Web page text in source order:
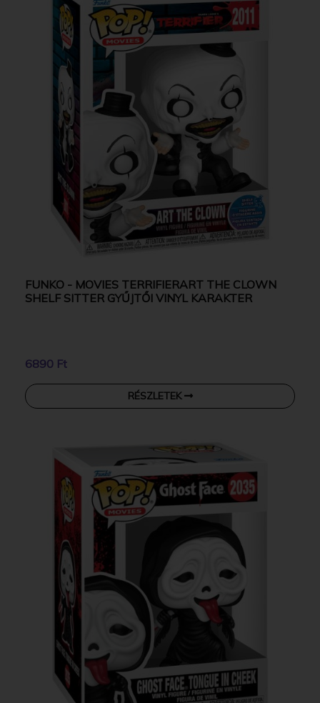
FUNKO - MOVIES TERRIFIERART THE CLOWN
SHELF SITTER GYŰJTŐI VINYL KARAKTER
6890 Ft
RÉSZLETEK